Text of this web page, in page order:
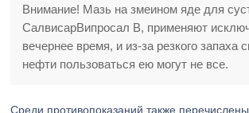
Внимание! Мазь на змеином яде для
СалвисарВипросал В, применяют
вечернее время, и из-за резкого запаха
нефти пользоваться ею могут не все.
Среди противопоказаний также